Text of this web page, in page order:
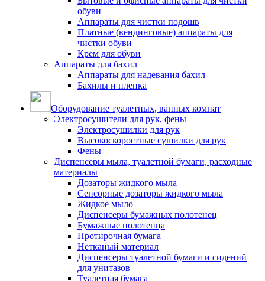
обуви
Аппараты для чистки подошв
Платные (вендинговые) аппараты для
чистки обуви
Крем для обуви
Аппараты для бахил
Аппараты для надевания бахил
Бахилы и пленка
Оборудование туалетных, ванных комнат
Электросушители для рук, фены
Электросушилки для рук
Высокоскоростные сушилки для рук
Фены
Диспенсеры мыла, туалетной бумаги, расходные
материалы
Дозаторы жидкого мыла
Сенсорные дозаторы жидкого мыла
Жидкое мыло
Диспенсеры бумажных полотенец
Бумажные полотенца
Протирочная бумага
Нетканый материал
Диспенсеры туалетной бумаги и сидений
для унитазов
Туалетная бумага